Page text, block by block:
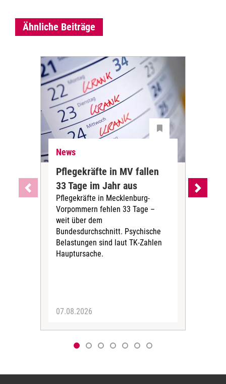
Ähnliche Beiträge
News
Pflegekräfte in MV fallen
33 Tage im Jahr aus
Pflegekräfte in Mecklenburg-
Vorpommern fehlen 33 Tage –
weit über dem
Bundesdurchschnitt. Psychische
Belastungen sind laut TK-Zahlen
Hauptursache.
07.08.2026